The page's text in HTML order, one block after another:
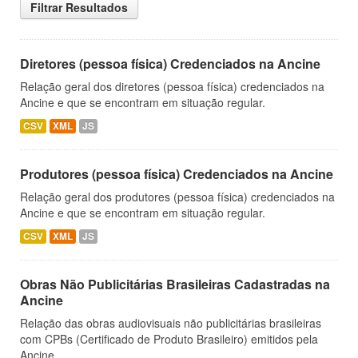
Filtrar Resultados
Diretores (pessoa física) Credenciados na Ancine
Relação geral dos diretores (pessoa física) credenciados na
Ancine e que se encontram em situação regular.
CSV XML JS
Produtores (pessoa física) Credenciados na Ancine
Relação geral dos produtores (pessoa física) credenciados na
Ancine e que se encontram em situação regular.
CSV XML JS
Obras Não Publicitárias Brasileiras Cadastradas na
Ancine
Relação das obras audiovisuais não publicitárias brasileiras
com CPBs (Certificado de Produto Brasileiro) emitidos pela
Ancine.